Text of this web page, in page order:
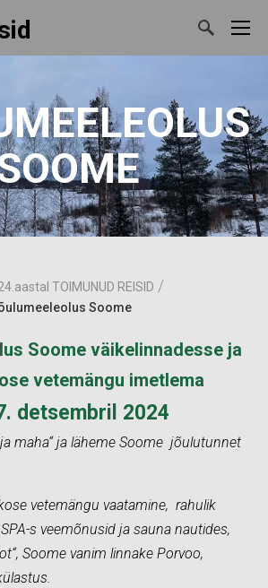
TOIMUNUD REISID /
Soome
Soome väikelinnadesse ja
vetemängu imetlema
detsembril 2024
maha“ ja läheme Soome jõulutunnet
vetemängu vaatamine, rahulik
s veemõnusid ja sauna nautides,
Soome vanim linnake Porvoo,